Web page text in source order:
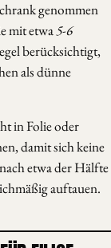
genommen
mit etwa5-6
berücksichtigt,
als dünne
in Folie oder
damit sich keine
etwa der Hälfte
auftauen.